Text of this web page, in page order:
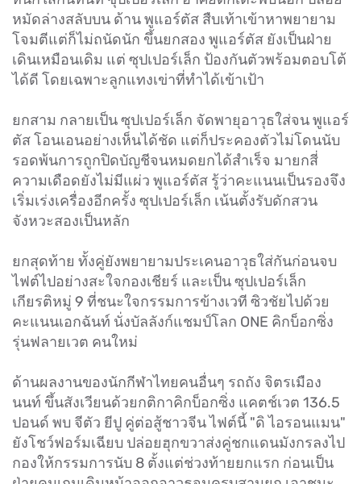
หมัดล่างสลับบน ด้าน พูแอร์ตัส สืบเท้าเข้าหาพยายาม
โจมตีแต่ก็ไม่ถนัดนัก ขึ้นยกสอง พูแอร์ตัส ยังเป็นฝ่าย
เดินเหมือนเดิม แต่ ซุปเปอร์เล็ก ป้องกันตัวพร้อมตอบโต้
ได้ดี โดยเฉพาะลูกแทงเข่าที่ทำได้เข้าเป้า
ยกสาม กลายเป็น ซุปเปอร์เล็ก จัดพายุอาวุธใส่จน พูแอร์
ตัส โอนเอนอย่างเห็นได้ชัด แต่ก็ประคองตัวไม่โดนนับ
รอดพ้นการถูกปิดบัญชีจนหมดยกได้สำเร็จ มายกสี่
ความเดือดยังไม่มีแผ่ว พูแอร์ตัส รู้ว่าคะแนนเป็นรองจึง
เริ่มเร่งเครื่องอีกครั้ง ซุปเปอร์เล็ก เน้นตั้งรับดักสวน
จังหวะสองเป็นหลัก
ยกสุดท้าย ทั้งคู่ยังพยายามประเคนอาวุธใส่กันก่อนจบ
ไฟต์ไปอย่างสะใจกองเชียร์ และเป็น ซุปเปอร์เล็ก
เกียรติหมู่ 9 ที่ชนะใจกรรมการข้างเวที ซิวชัยไปด้วย
คะแนนเอกฉันท์ นั่งบัลลังก์แชมป์โลก ONE คิกบ็อกซิ่ง
รุ่นฟลายเวต คนใหม่
ด้านผลงานของนักกีฬาไทยคนอื่นๆ รถถัง จิตรเมือง
นนท์ ขึ้นสังเวียนด้วยกติกาคิกบ็อกซิ่ง แคตช์เวต 136.5
ปอนด์ พบ จีตัว ยีปู คู่ต่อสู้ชาวจีน ไฟต์นี้ "ดิ ไอรอนแมน"
ยังโชว์ฟอร์มเฉียบ ปล่อยฮุกขวาส่งคู่ชกแดนมังกรลงไป
กองให้กรรมการนับ 8 ตั้งแต่ช่วงท้ายยกแรก ก่อนเป็น